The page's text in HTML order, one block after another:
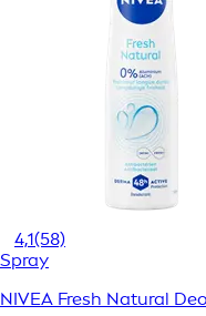
4,1(58)
Spray
NIVEA Fresh Natural